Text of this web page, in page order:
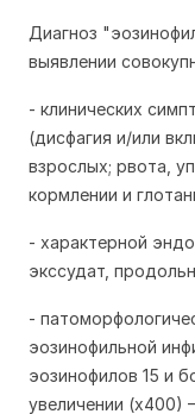
Диагноз
выявлении
- клинических
(дисфагия и/или
взрослых; рвота,
кормлении и
- характерной
экссудат,
-
эозинофильной
эозинофилов 15 и
увеличении (х400)